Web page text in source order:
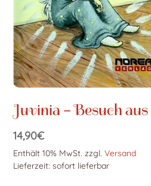
Juvinia – Besuch
14,90€
Enthält 10% MwSt. zzgl.Versand
Lieferzeit: sofort lieferbar